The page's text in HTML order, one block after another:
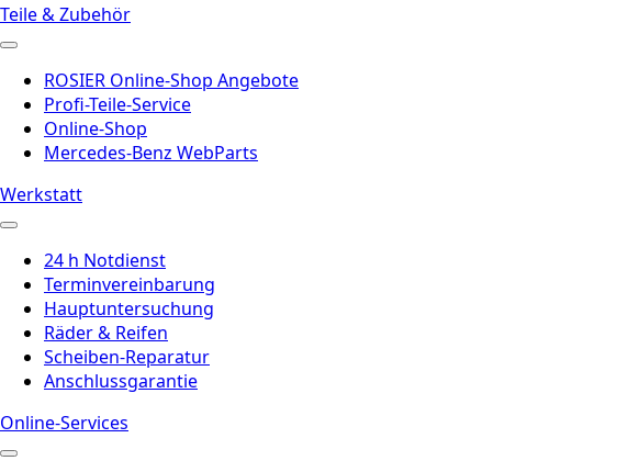
Teile & Zubehör
ROSIER Online-Shop Angebote
Profi-Teile-Service
Online-Shop
Mercedes-Benz WebParts
Werkstatt
24 h Notdienst
Terminvereinbarung
Hauptuntersuchung
Räder & Reifen
Scheiben-Reparatur
Anschlussgarantie
Online-Services